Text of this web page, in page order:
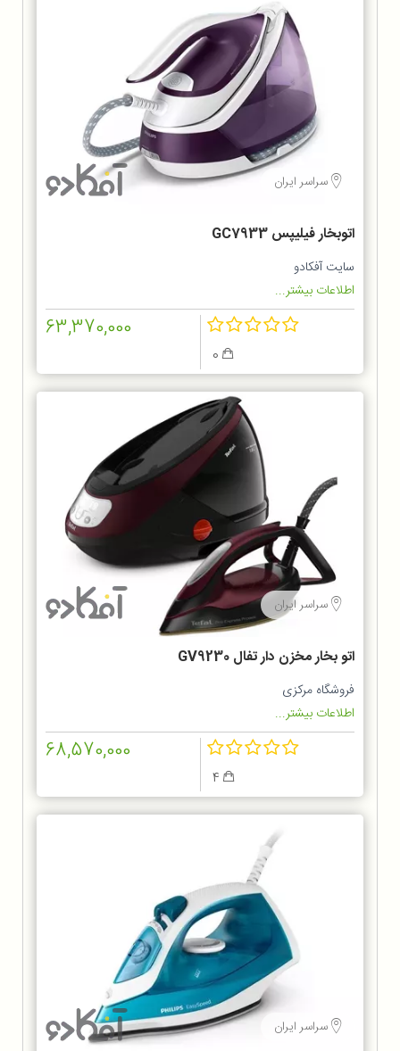
سراسر ایران
اتوبخار فیلیپس GC7933
سایت آفکادو
اطلاعات بیشتر...
63,370,000
سراسر ایران
اتو بخار مخزن دار تفال GV9230
فروشگاه مرکزی
اطلاعات بیشتر...
68,570,000
سراسر ایران